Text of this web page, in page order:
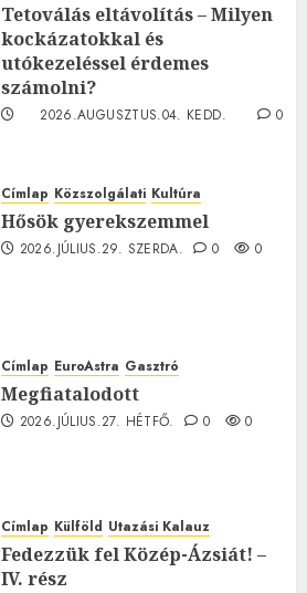
Tetoválás eltávolítás – Milyen
kockázatokkal és
utókezeléssel érdemes
számolni?
2026.AUGUSZTUS.04. KEDD.
0
Címlap Közszolgálati Kultúra
Hősök gyerekszemmel
2026.JÚLIUS.29. SZERDA. 0 0
Címlap EuroAstra Gasztró
Megfiatalodott
2026.JÚLIUS.27. HÉTFŐ. 0 0
Címlap Külföld Utazási Kalauz
Fedezzük fel Közép-Ázsiát! –
IV. rész